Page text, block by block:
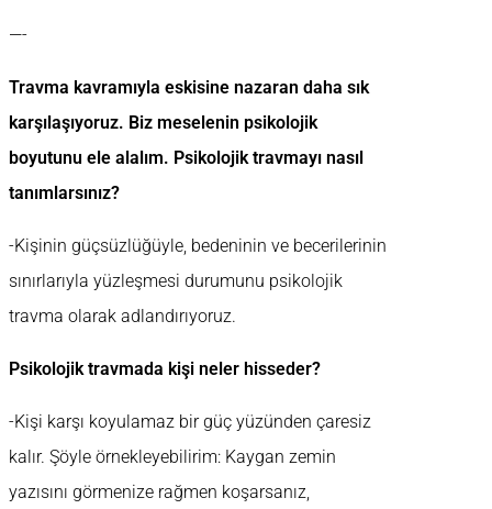
—-
Travma kavramıyla eskisine nazaran daha sık
karşılaşıyoruz. Biz meselenin psikolojik
boyutunu ele alalım. Psikolojik travmayı nasıl
tanımlarsınız?
-Kişinin güçsüzlüğüyle, bedeninin ve becerilerinin
sınırlarıyla yüzleşmesi durumunu psikolojik
travma olarak adlandırıyoruz.
Psikolojik travmada kişi neler hisseder?
-Kişi karşı koyulamaz bir güç yüzünden çaresiz
kalır. Şöyle örnekleyebilirim: Kaygan zemin
yazısını görmenize rağmen koşarsanız,